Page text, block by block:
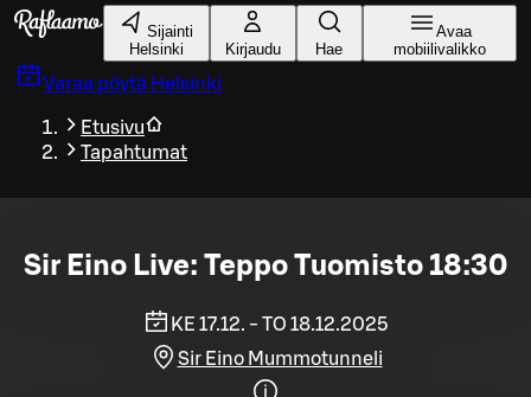
Siirry pääsisältöön
Sijainti
Helsinki
Kirjaudu Hae
Avaa
mobiilivalikko
Varaa pöytä Helsinki
Etusivu
Tapahtumat
Sir Eino Live: Teppo Tuomisto 18:30
KE 17.12. - TO 18.12.2025
Sir Eino Mummotunneli